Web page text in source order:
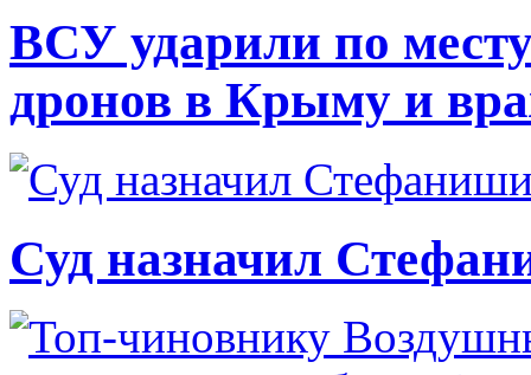
ВСУ ударили по
дронов в Крыму и
Суд назначил